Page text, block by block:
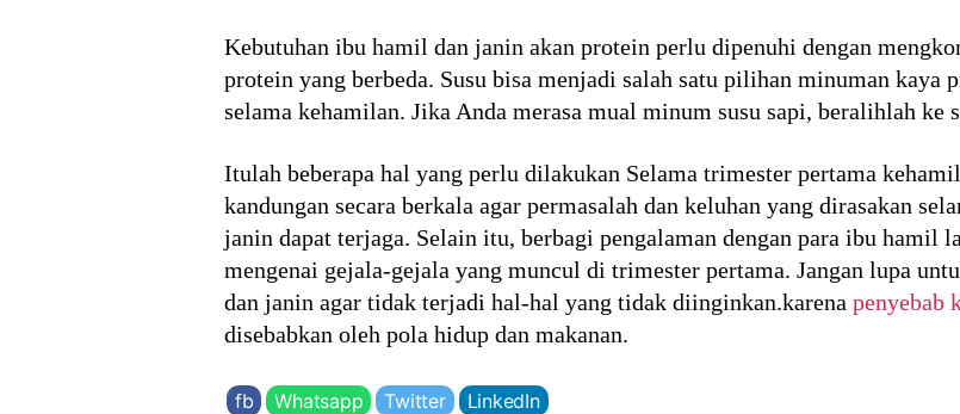
Kebutuhan ibu hamil dan janin akan protein perlu dipenuhi dengan
protein yang berbeda. Susu bisa menjadi salah satu pilihan minuman kaya
selama kehamilan. Jika Anda merasa mual minum susu sapi, beralihlah ke
Itulah beberapa hal yang perlu dilakukan Selama trimester pertama
kandungan secara berkala agar permasalah dan keluhan yang dirasakan
janin dapat terjaga. Selain itu, berbagi pengalaman dengan para ibu hamil
mengenai gejala-gejala yang muncul di trimester pertama. Jangan lupa
dan janin agar tidak terjadi hal-hal yang tidak diinginkan.karena penyebab
disebabkan oleh pola hidup dan makanan.
fb Whatsapp Twitter LinkedIn